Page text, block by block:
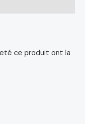
ce produit ont la